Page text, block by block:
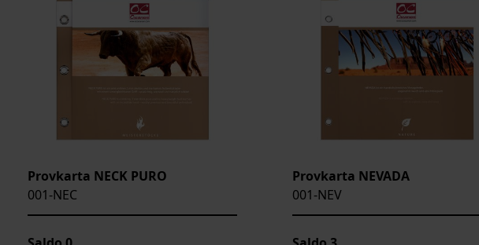
Provkarta NECK PURO
001-NEC
Provkarta NEVADA
001-NEV